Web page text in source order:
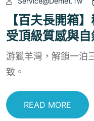
【百夫長開箱
受頂級質感與
游獵羊灣，解鎖一泊
致。
READ MORE